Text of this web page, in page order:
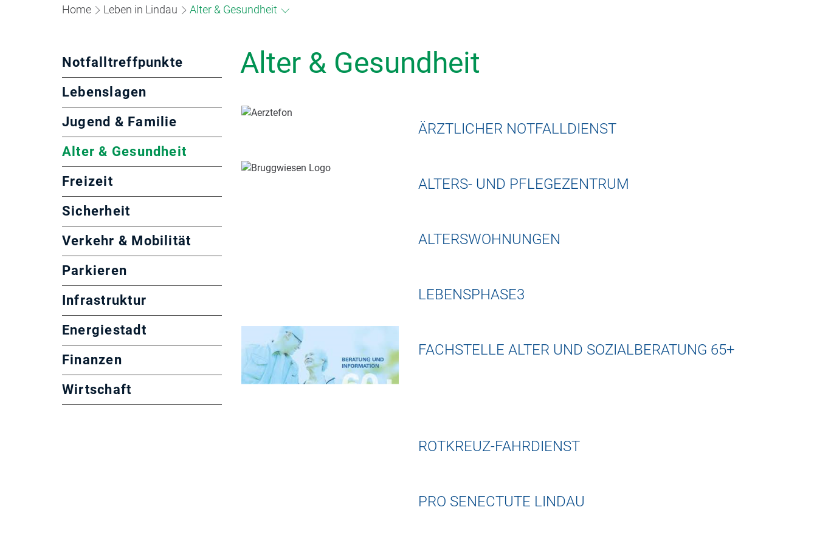
Home Leben in Lindau Alter & Gesundheit
Notfalltreffpunkte
Lebenslagen
Jugend & Familie
Alter & Gesundheit
Freizeit
Sicherheit
Verkehr & Mobilität
Parkieren
Infrastruktur
Energiestadt
Finanzen
Wirtschaft
Alter & Gesundheit
ÄRZTLICHER NOTFALLDIENST
ALTERS- UND PFLEGEZENTRUM
ALTERSWOHNUNGEN
LEBENSPHASE3
FACHSTELLE ALTER UND SOZIALBERATUNG 65+
ROTKREUZ-FAHRDIENST
PRO SENECTUTE LINDAU